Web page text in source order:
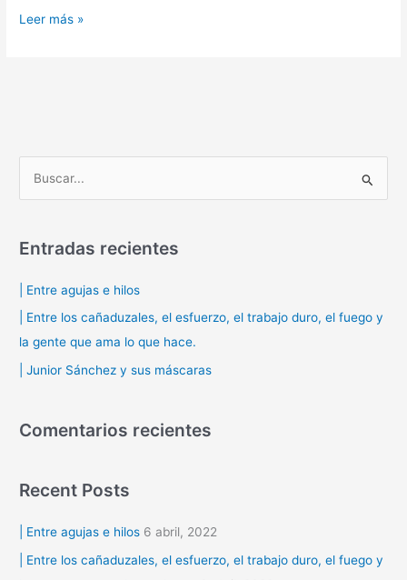
Leer más »
c
a
p
r
Entradas recientes
| Entre agujas e hilos
| Entre los cañaduzales, el esfuerzo, el trabajo duro, el fuego y
la gente que ama lo que hace.
| Junior Sánchez y sus máscaras
Comentarios recientes
Recent Posts
| Entre agujas e hilos 6 abril, 2022
| Entre los cañaduzales, el esfuerzo, el trabajo duro, el fuego y